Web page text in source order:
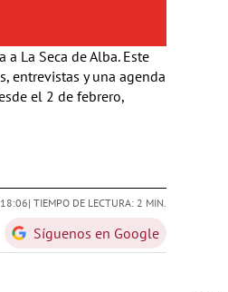
La Seca de Alba. Este
entrevistas y una agenda
el 2 de febrero,
18:06| TIEMPO DE LECTURA: 2 MIN.
Síguenos en Google